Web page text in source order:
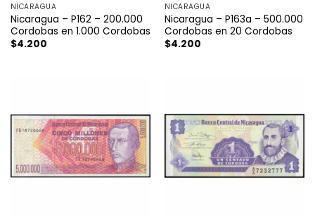
NICARAGUA
Nicaragua – P162 – 200.000
Cordobas en 1.000 Cordobas
$4.200
NICARAGUA
Nicaragua – P163a – 500.000
Cordobas en 20 Cordobas
$4.200